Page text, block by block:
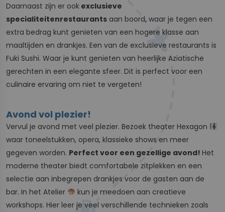
Daarnaast zijn er ook exclusieve
specialiteitenrestaurants aan boord, waar je tegen een
extra bedrag kunt genieten van een hogere klasse aan
maaltijden en drankjes. Een van de exclusieve restaurants is
Fuki Sushi. Waar je kunt genieten van heerlijke Aziatische
gerechten in een elegante sfeer. Dit is perfect voor een
culinaire ervaring om niet te vergeten!
Avond vol plezier!
Vervul je avond met veel plezier. Bezoek theater Hexagon
waar toneelstukken, opera, klassieke shows en meer
gegeven worden. Perfect voor een gezellige avond! Het
moderne theater biedt comfortabele zitplekken en een
selectie aan inbegrepen drankjes voor de gasten aan de
bar. In het Atelier
kun je meedoen aan creatieve
workshops. Hier leer je veel verschillende technieken zoals